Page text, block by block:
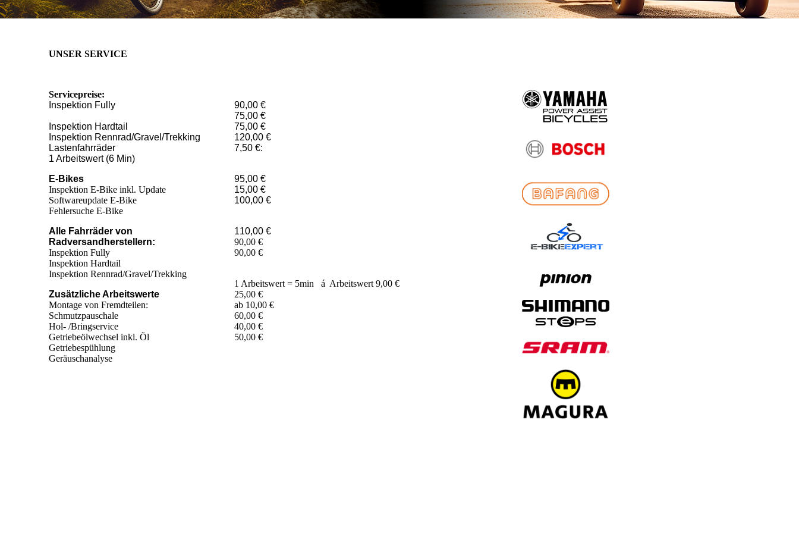
UNSER SERVICE
Servicepreise:
Inspektion Fully
Inspektion Hardtail
Inspektion Rennrad/Gravel/Trekking
Lastenfahrräder
1 Arbeitswert (6 Min)
E-Bikes
Inspektion E-Bike inkl. Update
Softwareupdate E-Bike
Fehlersuche E-Bike
Alle Fahrräder von
Radversandherstellern:
Inspektion Fully
Inspektion Hardtail
Inspektion Rennrad/Gravel/Trekking
Zusätzliche Arbeitswerte
Montage von Fremdteilen:
Schmutzpauschale
Hol- /Bringservice
Getriebeölwechsel inkl. Öl
Getriebespühlung
Geräuschanalyse
90,00 €
75,00 €
75,00 €
120,00 €
7,50 €:
95,00 €
15,00 €
100,00 €
110,00 €
90,00 €
90,00 €
1 Arbeitswert = 5min á Arbeitswert 9,00 €
25,00 €
ab 10,00 €
60,00 €
40,00 €
50,00 €